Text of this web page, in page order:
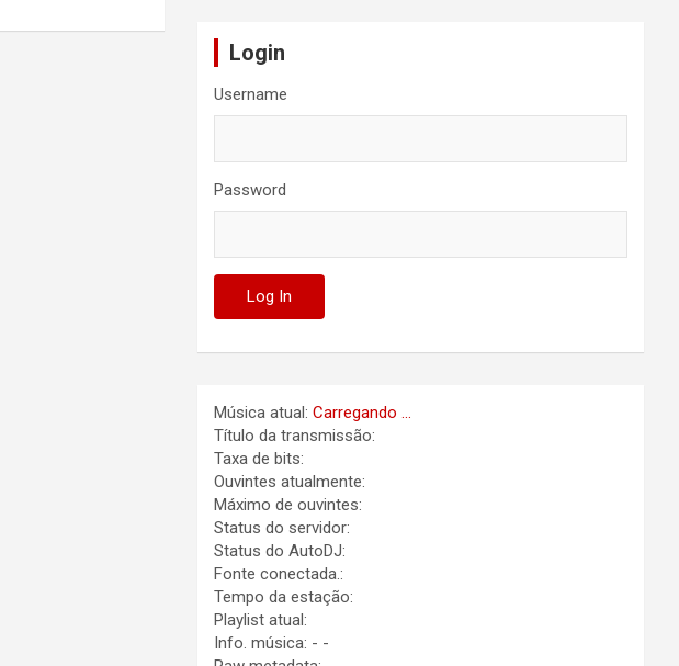
Login
Username
Password
Música atual:Carregando ...
Título da transmissão:
Taxa de bits:
Ouvintes atualmente:
Máximo de ouvintes:
Status do servidor:
Status do AutoDJ:
Fonte conectada.:
Tempo da estação:
Playlist atual:
Info. música: - -